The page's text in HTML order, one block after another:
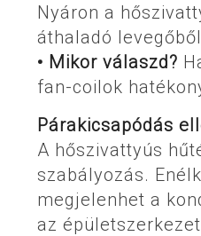
Nyáron a
áthaladó
• Mikor válaszd?
fan-coilok
Párakicsapódás
A hőszivattyús
szabályozás.
megjelenhet a
az